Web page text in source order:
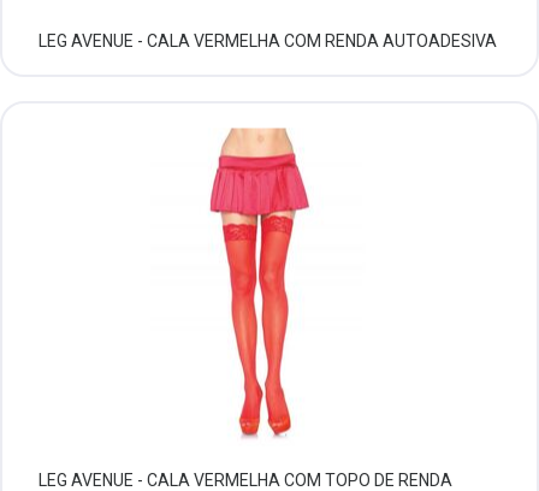
LEG AVENUE - CALA VERMELHA COM RENDA AUTOADESIVA
LEG AVENUE - CALA VERMELHA COM TOPO DE RENDA